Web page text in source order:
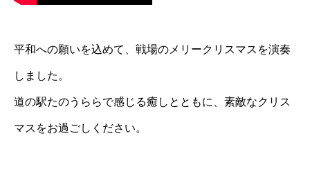
平和への願いを込めて、戦場のメリークリスマスを演奏
しました。
道の駅たのうららで感じる癒しとともに、素敵なクリス
マスをお過ごしください。